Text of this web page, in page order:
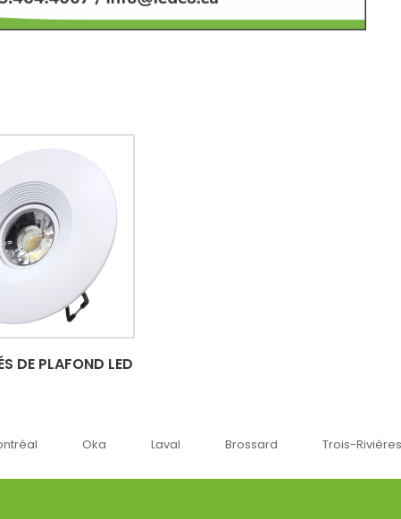
DE PLAFOND LED
Laval Brossard Trois-Rivières